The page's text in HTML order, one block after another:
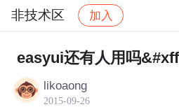
非技术区 加入
非技术区 帖子详情
easyui还有人用吗
likoaong
2015-09-26